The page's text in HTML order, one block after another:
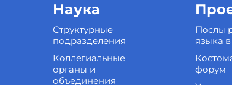
Наука
Структурные
подразделения
Коллегиальные
органы и
объединения
Послы
языка
форум